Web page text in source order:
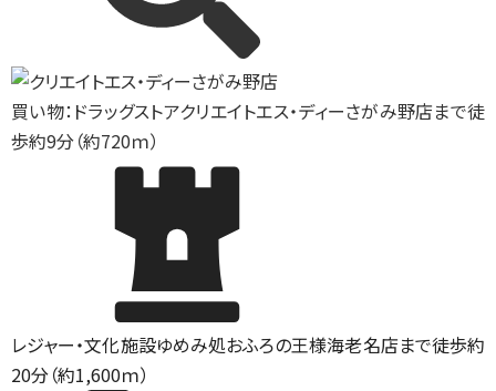
買い物：ドラッグストアクリエイトエス・ディーさがみ野店まで徒
歩約9分（約720ｍ）
レジャー・文化施設ゆめみ処おふろの王様海老名店まで徒歩約
20分（約1,600ｍ）